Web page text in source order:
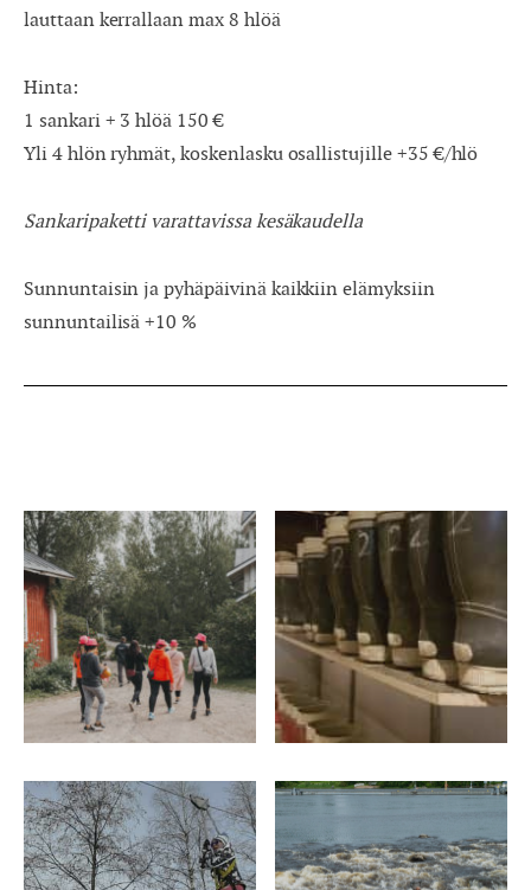
lauttaan kerrallaan max 8 hlöä
Hinta:
1 sankari + 3 hlöä 150 €
Yli 4 hlön ryhmät, koskenlasku osallistujille +35 €/hlö
Sankaripaketti varattavissa kesäkaudella
Sunnuntaisin ja pyhäpäivinä kaikkiin elämyksiin
sunnuntailisä +10 %